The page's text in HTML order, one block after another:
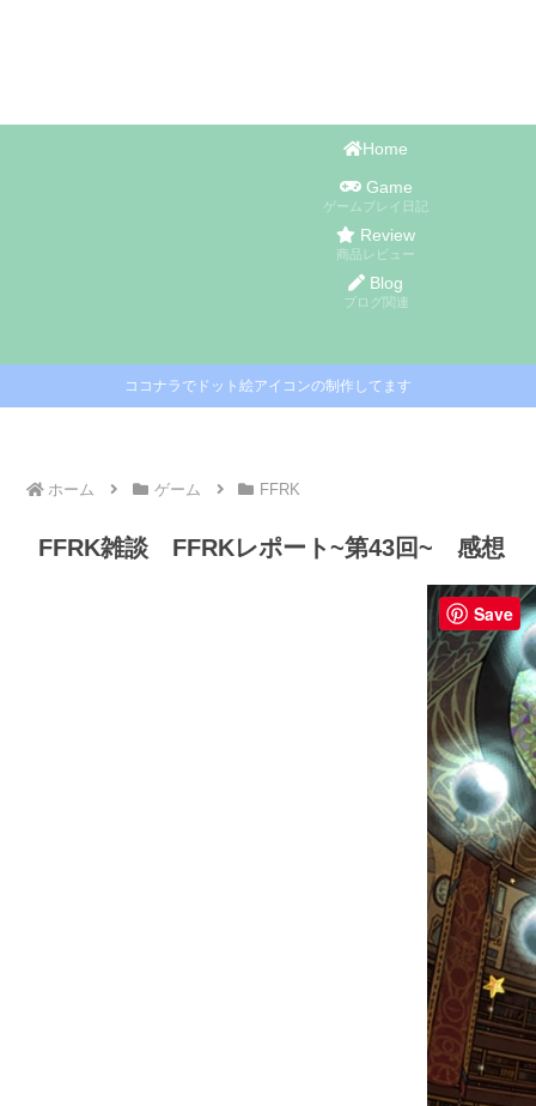
Home
Game
ゲームプレイ日記
Review
商品レビュー
Blog
ブログ関連
ココナラでドット絵アイコンの制作してます
ホーム ゲーム FFRK
FFRK雑談 FFRKレポート~第43回~ 感想
Save